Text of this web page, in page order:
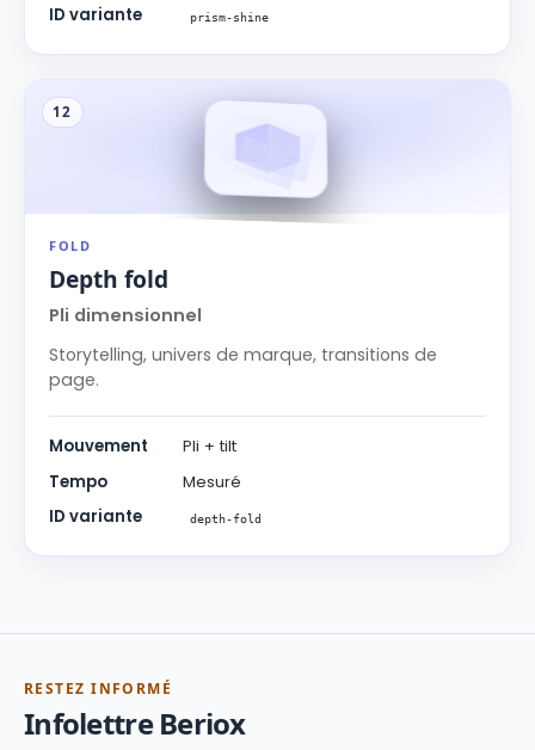
ID variante
prism-shine
12
FOLD
Depth fold
Pli dimensionnel
Storytelling, univers de marque, transitions de
page.
Mouvement
Pli + tilt
Tempo
Mesuré
ID variante
depth-fold
RESTEZ INFORMÉ
Infolettre Beriox